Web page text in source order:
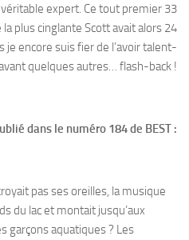
expert. Ce tout premier 33
plus cinglante Scott avait alors 24
je encore suis fier de l’avoir talent-
quelques autres… flash-back !
dans le numéro 184 de BEST :
pas ses oreilles, la musique
du lac et montait jusqu’aux
garçons aquatiques ? Les